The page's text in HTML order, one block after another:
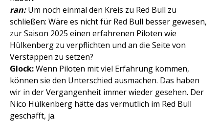
ran:Um noch einmal den Kreis zu Red Bull zu
schließen: Wäre es nicht für Red Bull besser gewesen,
zur Saison 2025 einen erfahrenen Piloten wie
Hülkenberg zu verpflichten und an die Seite von
Verstappen zu setzen?
Glock:Wenn Piloten mit viel Erfahrung kommen,
können sie den Unterschied ausmachen. Das haben
wir in der Vergangenheit immer wieder gesehen. Der
Nico Hülkenberg hätte das vermutlich im Red Bull
geschafft, ja.